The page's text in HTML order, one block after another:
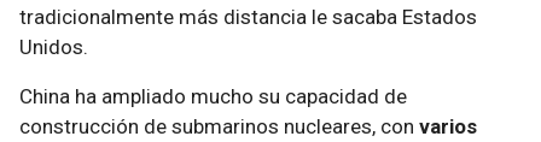
tradicionalmente más distancia le sacaba Estados
Unidos.
China ha ampliado mucho su capacidad de
construcción de submarinos nucleares, con varios